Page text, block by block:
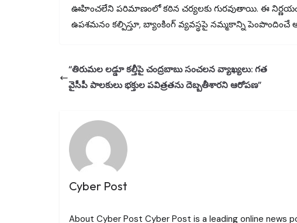
ఊహించలేని పరిమాణంలో కఠిన చర్యలకు గురవుతాయి. ఈ
ఉపశమనం కల్పిస్తూ, బ్యాంకింగ్ వ్యవస్థపై నమ్మకాన్ని పెంపొందించే
“తిరుమల లడ్డూ కల్తీపై చంద్రబాబు సంచలన వ్యాఖ్యలు: గత
వైసీపీ పాలకులు భక్తుల పవిత్రతను దెబ్బతీశారని ఆరోపణ”
Cyber Post
About Cyber Post Cyber Post is a leading online news